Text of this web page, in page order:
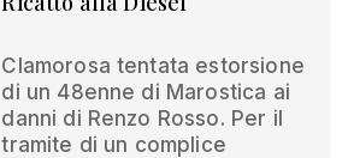
Clamorosa tentata estorsione
di un 48enne di Marostica ai
danni di Renzo Rosso. Per il
tramite di un complice